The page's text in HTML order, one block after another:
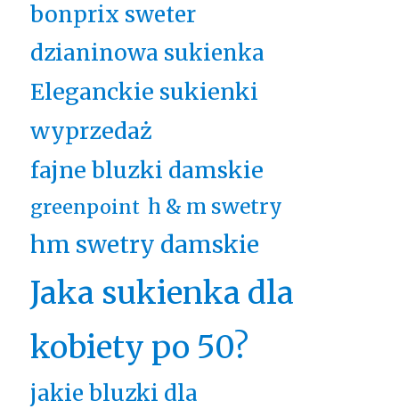
bonprix sweter
dzianinowa sukienka
Eleganckie sukienki
wyprzedaż
fajne bluzki damskie
greenpoint h & m swetry
hm swetry damskie
Jaka sukienka dla
kobiety po 50?
jakie bluzki dla